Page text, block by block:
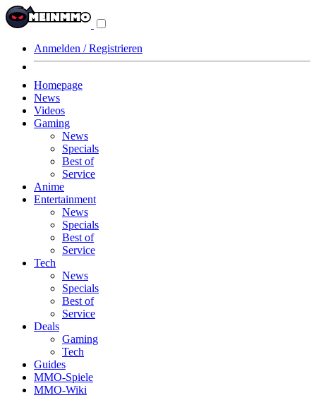
Anmelden / Registrieren
Homepage
News
Videos
Gaming
News
Specials
Best of
Service
Anime
Entertainment
News
Specials
Best of
Service
Tech
News
Specials
Best of
Service
Deals
Gaming
Tech
Guides
MMO-Spiele
MMO-Wiki